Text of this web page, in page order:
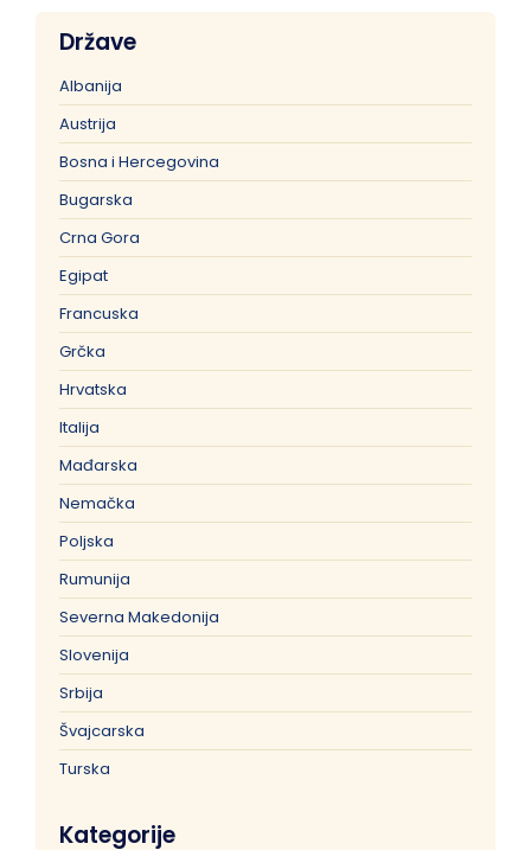
Države
Albanija
Austrija
Bosna i Hercegovina
Bugarska
Crna Gora
Egipat
Francuska
Grčka
Hrvatska
Italija
Mađarska
Nemačka
Poljska
Rumunija
Severna Makedonija
Slovenija
Srbija
Švajcarska
Turska
Kategorije